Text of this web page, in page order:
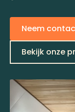
Neem
Bekijk onze